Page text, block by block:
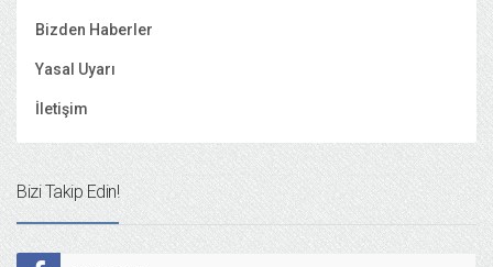
Bizden Haberler
Yasal Uyarı
İletişim
Bizi Takip Edin!